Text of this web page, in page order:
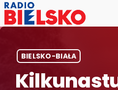
BIELSKO-BIAŁA